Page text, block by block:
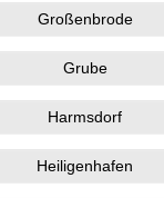
Großenbrode
Grube
Harmsdorf
Heiligenhafen